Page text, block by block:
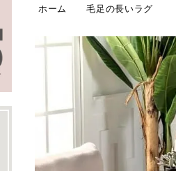
ホーム
毛足の長いラグ